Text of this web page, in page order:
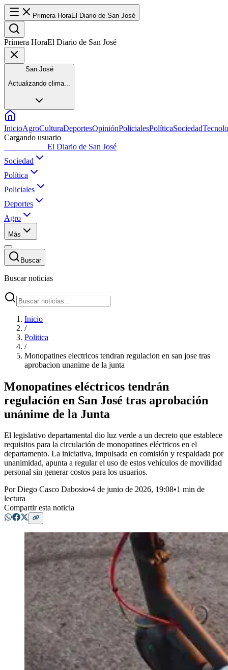
Primera HoraEl Diario de San José
Primera HoraEl Diario de San José
San José
Actualizando clima...
InicioAgroCulturaDeportesOpiniónPolicialesPolíticaSociedad
Cargando usuario
El Diario de San José
Sociedad
Política
Policiales
Deportes
Agro
Más
Buscar
Buscar noticias
Inicio
/
Politica
/
Monopatines electricos tendran regulacion en san jose tras
aprobacion unanime de la junta
Monopatines eléctricos tendrán
regulación en San José tras aprobación
unánime de la Junta
El legislativo departamental dio luz verde a un decreto que establece
requisitos para la circulación de monopatines eléctricos en el
departamento. La iniciativa, impulsada en comisión y respaldada por
unanimidad, apunta a regular el uso de estos vehículos de movilidad
personal sin generar costos para los usuarios.
PorDiego Casco Dabosio•4 de junio de 2026, 19:08•1 min de
lectura
Compartir esta noticia